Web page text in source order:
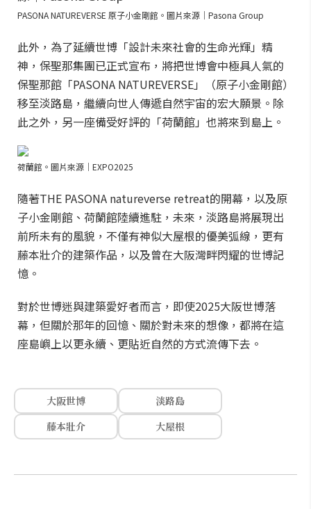
PASONA NATUREVERSE 原子小金剛館。圖片來源｜Pasona Group
此外，為了延續世博「設計未來社會的生命光輝」精
神，保聖那集團已正式宣布，將把世博會中極具人氣的
保聖那館「PASONA NATUREVERSE」（原子小金剛館）
移至淡路島，繼續向世人傳遞自然宇宙的宏大願景。除
此之外，另一座備受好評的「荷蘭館」也將來到島上。
荷蘭館。圖片來源｜EXPO2025
隨著THE PASONA natureverse retreat的開幕，以及原
子小金剛館、荷蘭館陸續進駐，未來，淡路島將展現出
前所未有的風貌，不僅有神似大屋根的優美弧線，更有
藤本壯介的建築作品，以及曾在大阪灣畔閃耀的世博記
憶。
對於世博迷與建築愛好者而言，即使2025大阪世博落
幕，但關於那年的回憶、關於對未來的想像，都將在這
座島嶼上以更永續、更貼近自然的方式流傳下去。
大阪世博
淡路島
藤本壯介
大屋根